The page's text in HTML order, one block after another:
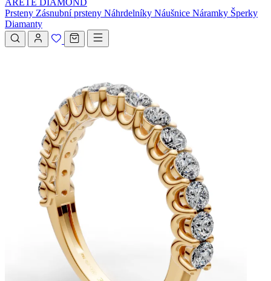
ARETE DIAMOND
Prsteny Zásnubní prsteny Náhrdelníky Náušnice Náramky Šperky
Diamanty